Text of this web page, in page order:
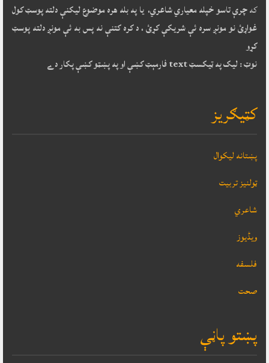
کهچرې تاسو خپله معياري شاعري، يا په بله هره موضوع ليکنې دلته پوسټ کول
غواړئ نو مونږ سره ئې شريکې کړئ ، د کره کتنې نه پس به ئې مونږ دلته پوسټ
کړو
نوټ : ليک په ټيکسټ text فارمېټ کښې او په پښټو کښې پکار دے
کټيګريز
پښتانه ليکوال
ټولنيز تربيت
شاعري
ویڈیوز
فلسفه
صحت
پښتو پاڼې